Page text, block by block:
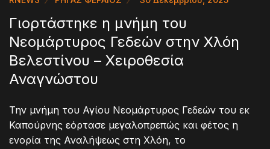
Γιορτάστηκε η μνήμη του
Νεομάρτυρος Γεδεών στην Χλόη
Βελεστίνου – Χειροθεσία
Αναγνώστου
Την μνήμη του Αγίου Νεομάρτυρος Γεδεών του εκ
Καπούρνης εόρτασε μεγαλοπρεπώς και φέτος η
ενορία της Αναλήψεως στη Χλόη, το